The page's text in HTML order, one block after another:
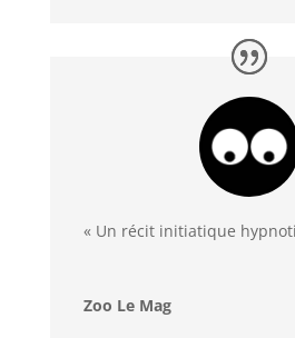
« Un récit initiatique
Zoo Le Mag